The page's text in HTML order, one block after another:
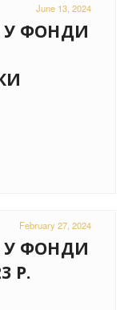
June 13, 2024
У ФОНДИ
February 27, 2024
У ФОНДИ
Р.